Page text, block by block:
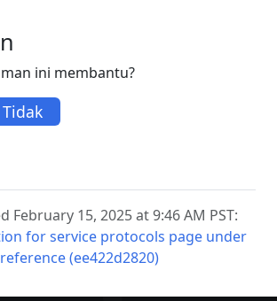
ini membantu?
Tidak
February 15, 2025 at 9:46 AM PST:
for service protocols page under
(ee422d2820)